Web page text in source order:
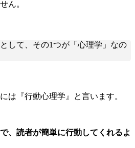
ん。
して、その1つが「心理学」なの
は『行動心理学』と言います。
、読者が簡単に行動してくれるよ